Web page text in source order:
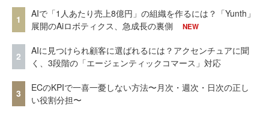
1
AIで「1人あたり売上8億円」の組織を作るには？「Yunth」
展開のAiロボティクス、急成長の裏側
NEW
2
AIに見つけられ顧客に選ばれるには？アクセンチュアに聞
く、3段階の「エージェンティックコマース」対応
3
ECのKPIで一喜一憂しない方法〜月次・週次・日次の正し
い役割分担〜